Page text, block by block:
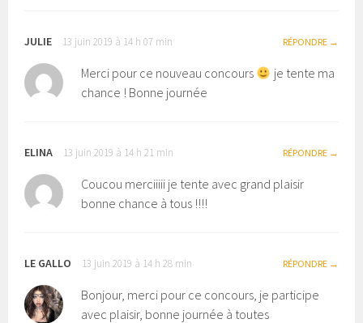
JULIE 13 juin 2019 à 14 h 07 min RÉPONDRE
Merci pour ce nouveau concours
je tente ma
chance ! Bonne journée
ELINA 13 juin 2019 à 14 h 21 min RÉPONDRE
Coucou merciiiii je tente avec grand plaisir
bonne chance à tous !!!!
LE GALLO 13 juin 2019 à 14 h 28 min RÉPONDRE
Bonjour, merci pour ce concours, je participe
avec plaisir, bonne journée à toutes